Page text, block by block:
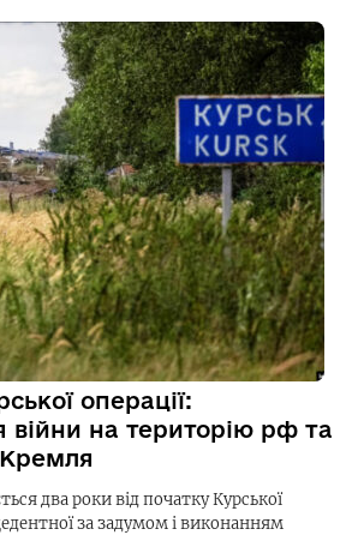
операції:
війни на територію рф та
два роки від початку Курської
за задумом і виконанням